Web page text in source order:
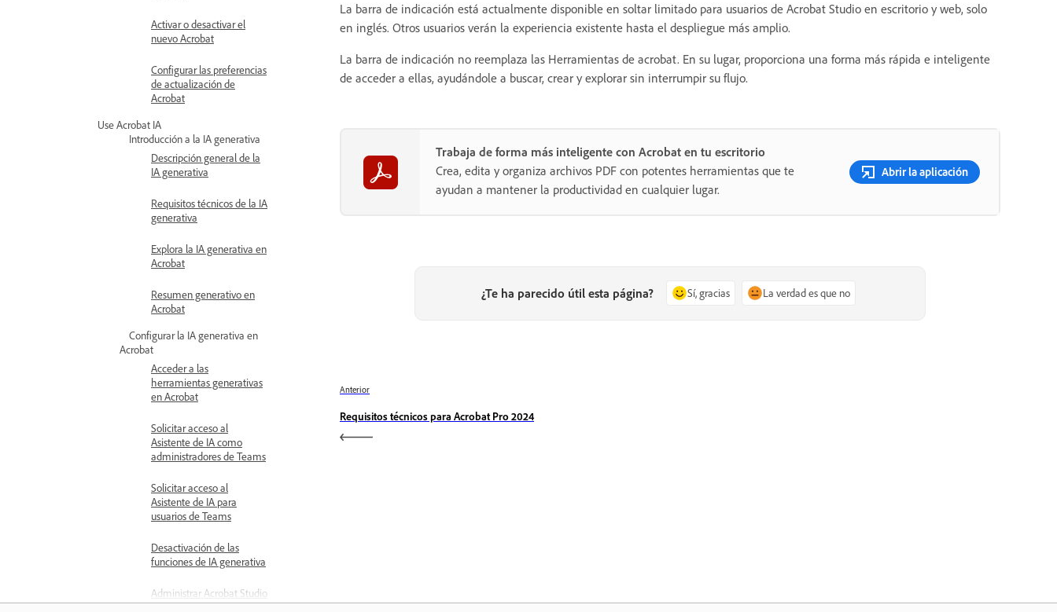
Activar o desactivar el
nuevo Acrobat
Configurar las preferencias
de actualización de
Acrobat
Use Acrobat IA
Introducción a la IA generativa
Descripción general de la
IA generativa
Requisitos técnicos de la IA
generativa
Explora la IA generativa en
Acrobat
Resumen generativo en
Acrobat
Configurar la IA generativa en
Acrobat
Acceder a las
herramientas generativas
en Acrobat
Solicitar acceso al
Asistente de IA como
administradores de Teams
Solicitar acceso al
Asistente de IA para
usuarios de Teams
Desactivación de las
funciones de IA generativa
Administrar Acrobat Studio
para empresas
La barra de indicación está actualmente disponible en soltar limitado para usuarios de Acrobat Studio en escritorio y web, solo
en inglés. Otros usuarios verán la experiencia existente hasta el despliegue más amplio.
La barra de indicación no reemplaza las Herramientas de acrobat. En su lugar, proporciona una forma más rápida e inteligente
de acceder a ellas, ayudándole a buscar, crear y explorar sin interrumpir su flujo.
Trabaja de forma más inteligente con Acrobat en tu escritorio
Crea, edita y organiza archivos PDF con potentes herramientas que te
ayudan a mantener la productividad en cualquier lugar.
Abrir la aplicación
¿Te ha parecido útil esta página? Sí, gracias La verdad es que no
Anterior
Requisitos técnicos para Acrobat Pro 2024